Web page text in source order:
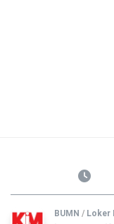
BUMN / Loker